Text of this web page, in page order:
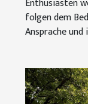
Enthusiasten
folgen dem
Ansprache